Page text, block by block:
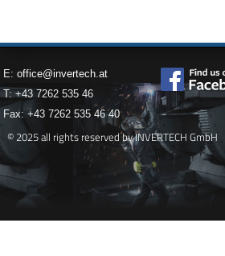
E:office@invertech.at
T: +43 7262 535 46
Fax: +43 7262 535 46 40
© 2025 all rights reserved by INVERTECH GmbH